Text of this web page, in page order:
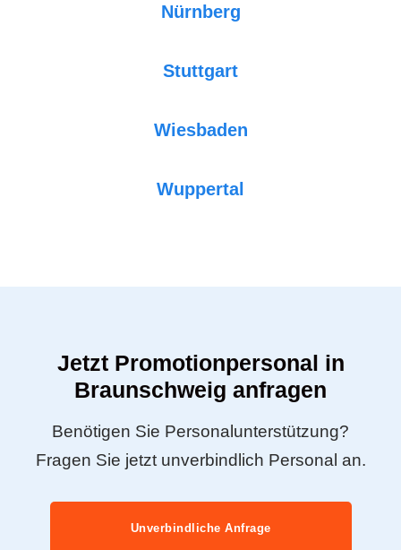
Nürnberg
Stuttgart
Wiesbaden
Wuppertal
Jetzt Promotionpersonal in
Braunschweig anfragen
Benötigen Sie Personalunterstützung?
Fragen Sie jetzt unverbindlich Personal an.
Unverbindliche Anfrage